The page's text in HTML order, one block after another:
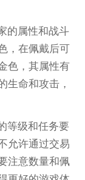
的属性和战斗
，在佩戴后可
色，其属性有
生命和攻击，
等级和任务要
允许通过交易
注意数量和佩